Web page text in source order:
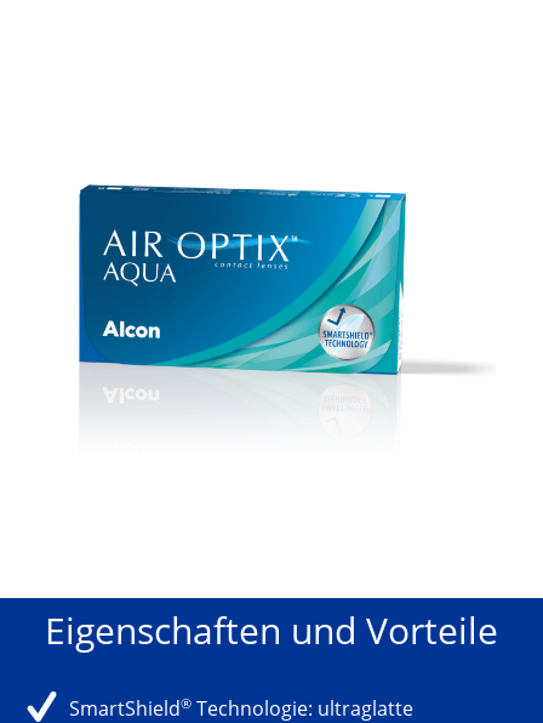
Eigenschaften und Vorteile
SmartShield® Technologie: ultraglatte